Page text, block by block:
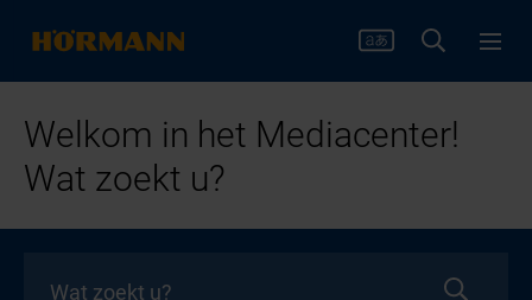
Welkom in het Mediacenter!
Wat zoekt u?